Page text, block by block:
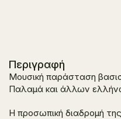
Περιγραφή
Μουσική παράσταση
Παλαμά και άλλων
Η προσωπική διαδρομή